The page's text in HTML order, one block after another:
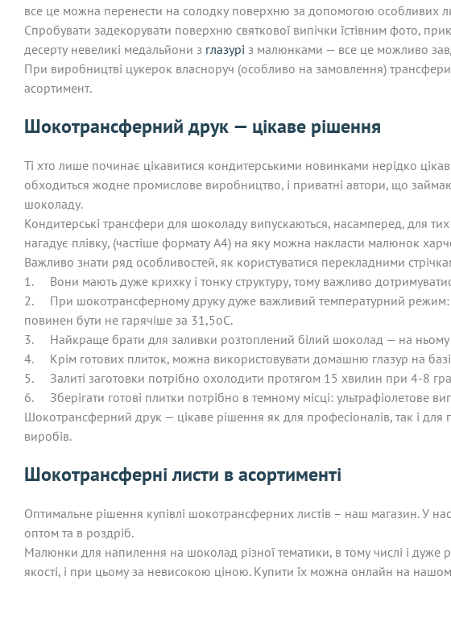
все це можна перенести на солодку поверхню за допомогою особливих
Спробувати задекорувати поверхню святкової випічки їстівним фото,
десерту невеликі медальйони з глазурі з малюнками — все це можливо
При виробництві цукерок власноруч (особливо на замовлення)
асортимент.
Шокотрансферний друк — цікаве рішення
Ті хто лише починає цікавитися кондитерськими новинками нерідко
обходиться жодне промислове виробництво, і приватні автори, що
шоколаду.
Кондитерські трансфери для шоколаду випускаються, насамперед, для
нагадує плівку, (частіше формату А4) на яку можна накласти малюнок
Важливо знати ряд особливостей, як користуватися перекладними
1.
Вони мають дуже крихку і тонку структуру, тому важливо
2.
При шокотрансферному друку дуже важливий температурний режим:
повинен бути не гарячіше за 31,5оС.
3.
Найкраще брати для заливки розтоплений білий шоколад — на ньому
4.
Крім готових плиток, можна використовувати домашню глазур на базі
5.
Залиті заготовки потрібно охолодити протягом 15 хвилин при 4-8
6.
Зберігати готові плитки потрібно в темному місці: ультрафіолетове
Шокотрансферний друк — цікаве рішення як для професіоналів, так і для
виробів.
Шокотрансферні листи в асортименті
Оптимальне рішення купівлі шокотрансферних листів – наш магазин. У
оптом та в роздріб.
Малюнки для напилення на шоколад різної тематики, в тому числі і дуже
якості, і при цьому за невисокою ціною. Купити їх можна онлайн на